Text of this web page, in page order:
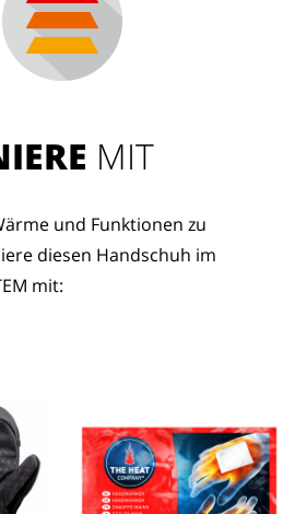
MIT
und Funktionen zu
diesen Handschuh im
mit: